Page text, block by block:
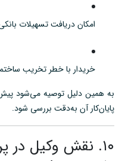
امکان دریافت تسهیلات
خریدار با خطر تخریب
به همین دلیل توصیه می‌شود
پایان‌کار آن به‌دقت بررسی شود.
۱۰. نقش وکیل